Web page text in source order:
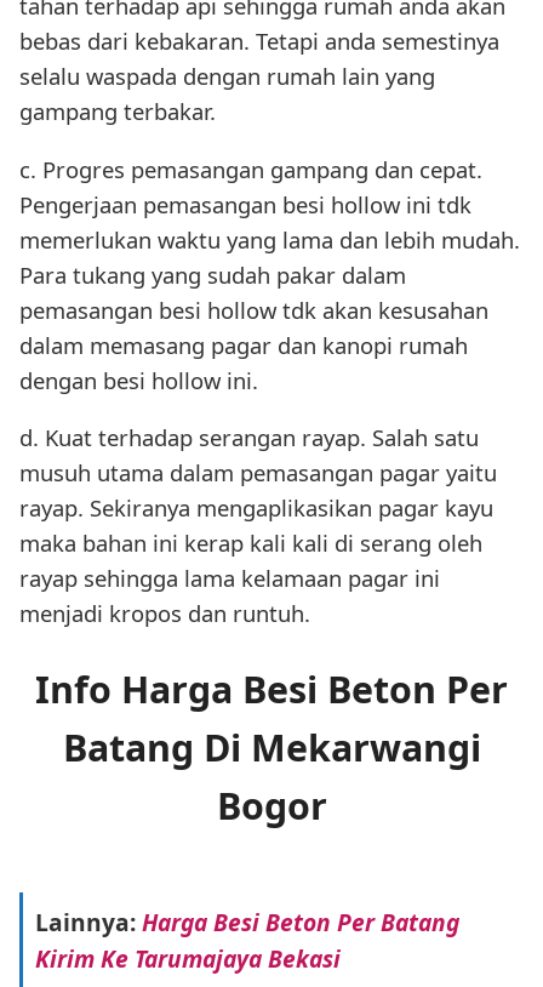
bebas dari kebakaran. Tetapi anda semestinya
selalu waspada dengan rumah lain yang
gampang terbakar.
c. Progres pemasangan gampang dan cepat.
Pengerjaan pemasangan besi hollow ini tdk
memerlukan waktu yang lama dan lebih mudah.
Para tukang yang sudah pakar dalam
pemasangan besi hollow tdk akan kesusahan
dalam memasang pagar dan kanopi rumah
dengan besi hollow ini.
d. Kuat terhadap serangan rayap. Salah satu
musuh utama dalam pemasangan pagar yaitu
rayap. Sekiranya mengaplikasikan pagar kayu
maka bahan ini kerap kali kali di serang oleh
rayap sehingga lama kelamaan pagar ini
menjadi kropos dan runtuh.
Info Harga Besi Beton Per
Batang Di Mekarwangi
Bogor
Lainnya:Harga Besi Beton Per Batang
Kirim Ke Tarumajaya Bekasi